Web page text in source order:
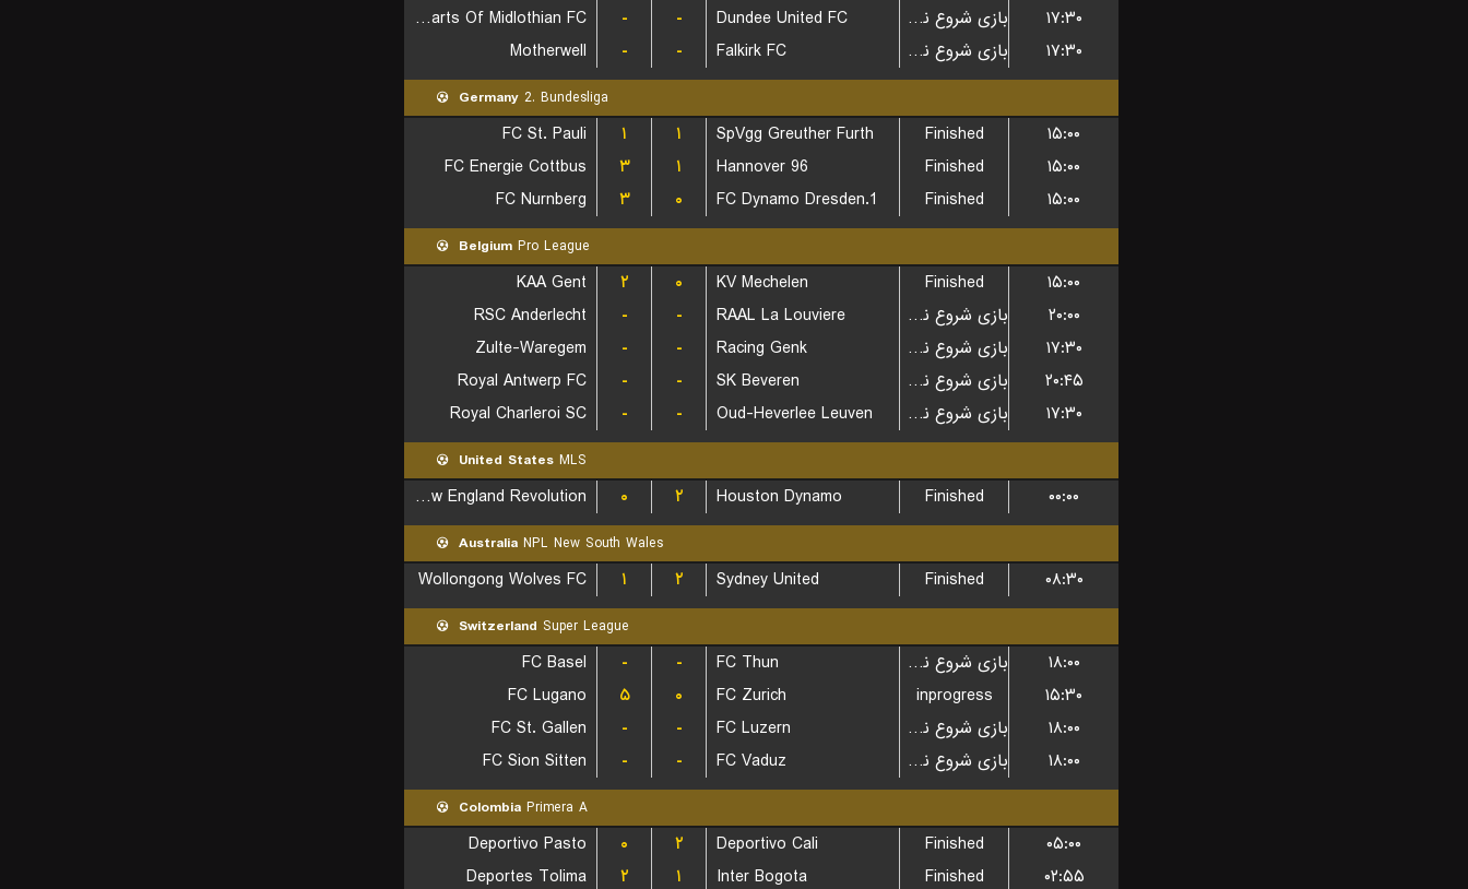
Hearts Of Midlothian FC
- - Dundee United FC بازی شروع نشده است
۱۷:۳۰
Motherwell
- - Falkirk FC بازی شروع نشده است ۱۷:۳۰
Germany 2. Bundesliga
FC St. Pauli ۱ ۱ SpVgg Greuther Furth Finished
۱۵:۰۰
FC Energie Cottbus
۳ ۱ Hannover 96 Finished
۱۵:۰۰
FC Nurnberg
۳ ۰ 1.FC Dynamo Dresden Finished ۱۵:۰۰
Belgium Pro League
KAA Gent ۲ ۰ KV Mechelen Finished
۱۵:۰۰
RSC Anderlecht
- - RAAL La Louviere بازی شروع نشده است
۲۰:۰۰
Zulte-Waregem
- - Racing Genk بازی شروع نشده است
۱۷:۳۰
Royal Antwerp FC
- - SK Beveren بازی شروع نشده است
۲۰:۴۵
Royal Charleroi SC
- - Oud-Heverlee Leuven بازی شروع نشده است ۱۷:۳۰
United States MLS
New England Revolution ۰ ۲ Houston Dynamo Finished ۰۰:۰۰
Australia NPL New South Wales
Wollongong Wolves FC ۱ ۲ Sydney United Finished ۰۸:۳۰
Switzerland Super League
FC Basel - - FC Thun بازی شروع نشده است
۱۸:۰۰
FC Lugano
۵ ۰ FC Zurich inprogress
۱۵:۳۰
FC St. Gallen
- - FC Luzern بازی شروع نشده است
۱۸:۰۰
FC Sion Sitten
- - FC Vaduz بازی شروع نشده است ۱۸:۰۰
Colombia Primera A
Deportivo Pasto ۰ ۲ Deportivo Cali Finished
۰۵:۰۰
Deportes Tolima
۲ ۱ Inter Bogota Finished ۰۲:۵۵